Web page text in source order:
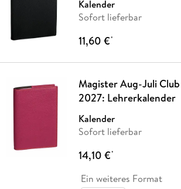
Kalender
Sofort lieferbar
11,60 €*
Magister Aug-Juli
2027: Lehrerkalender
Kalender
Sofort lieferbar
14,10 €*
Ein weiteres Format